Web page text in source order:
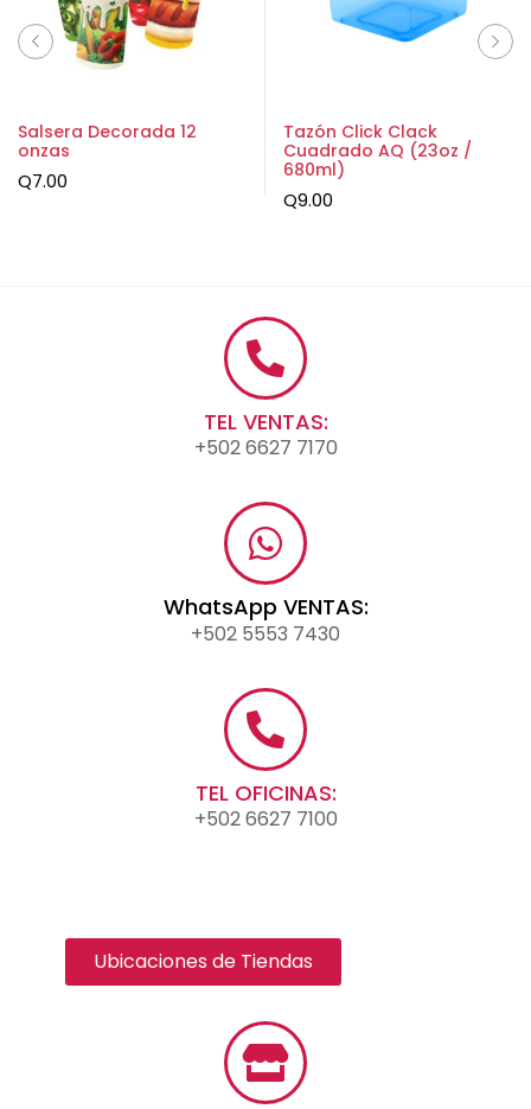
Salsera Decorada 12
onzas
Q7.00
Tazón Click Clack
Cuadrado AQ (23oz /
680ml)
Q9.00
TEL VENTAS:
+502 6627 7170
WhatsApp VENTAS:
+502 5553 7430
TEL OFICINAS:
+502 6627 7100
Ubicaciones de Tiendas